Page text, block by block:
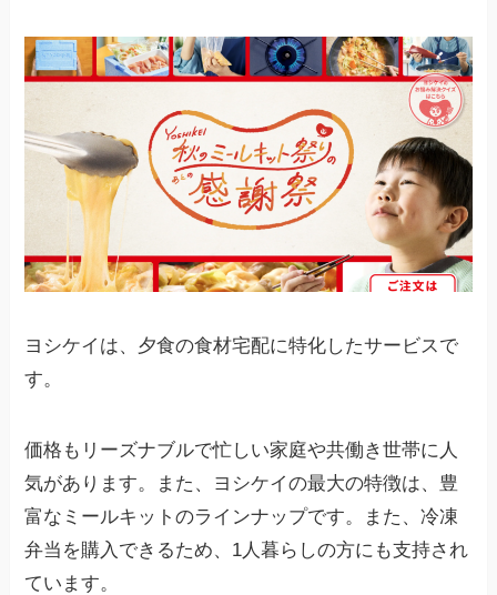
ヨシケイは、夕食の食材宅配に特化したサービスで
す。
価格もリーズナブルで忙しい家庭や共働き世帯に人
気があります。また、ヨシケイの最大の特徴は、豊
富なミールキットのラインナップです。また、冷凍
弁当を購入できるため、1人暮らしの方にも支持され
ています。